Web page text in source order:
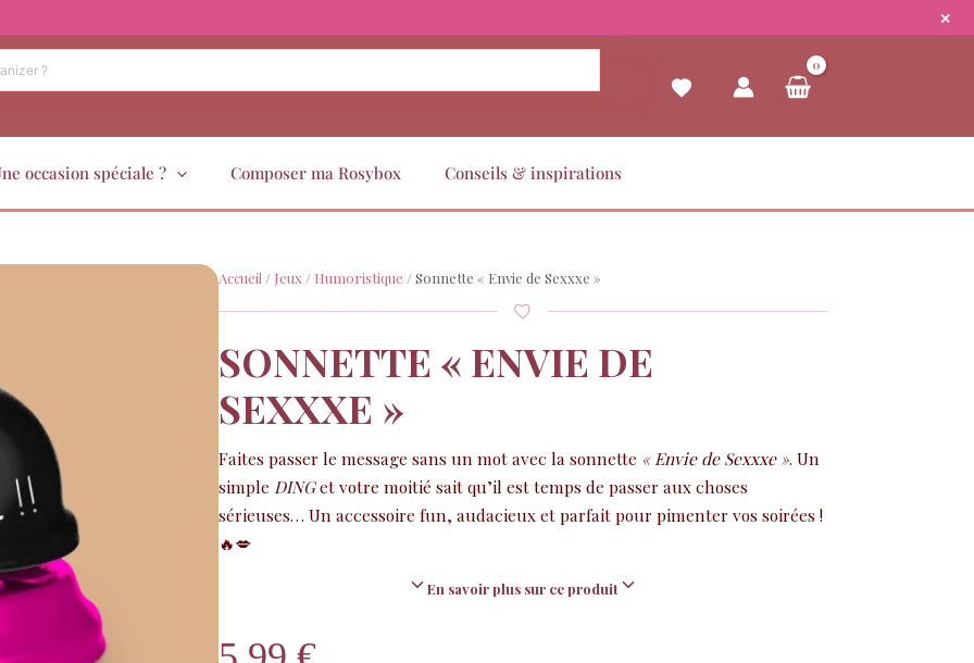
✕
occasion spéciale ? Composer ma Rosybox Conseils & inspirations
Accueil / Jeux / Humoristique / Sonnette « Envie de Sexxxe »
SONNETTE « ENVIE DE
SEXXXE »
Faites passer le message sans un mot avec la sonnette « Envie de Sexxxe ». Un
simple DINGet votre moitié sait qu’il est temps de passer aux choses
sérieuses… Un accessoire fun, audacieux et parfait pour pimenter vos soirées !
🔥💋
En savoir plus sur ce produit